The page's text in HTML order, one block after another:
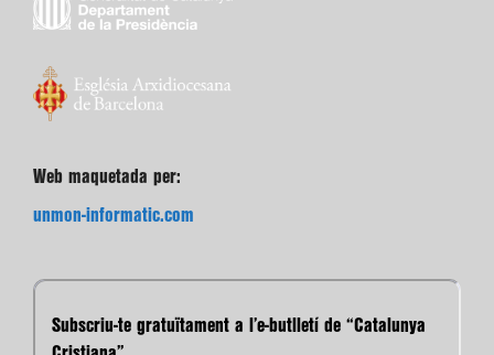
Web maquetada per:
unmon-informatic.com
Subscriu-te gratuïtament a l’e-butlletí de “Catalunya